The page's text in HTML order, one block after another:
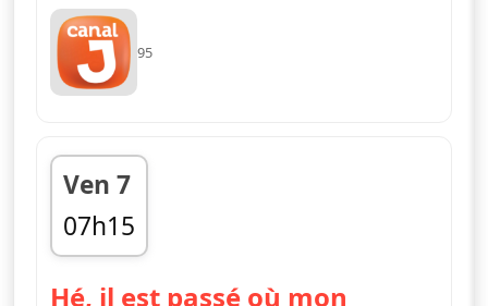
95
Ven 7
07h15
fin 07h25
Hé, il est passé où mon